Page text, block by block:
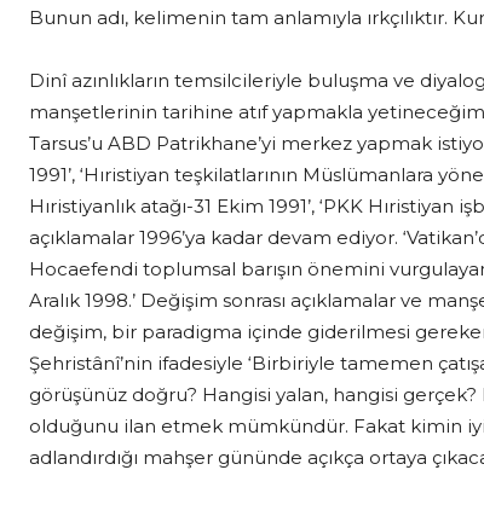
Bunun adı, kelimenin tam anlamıyla ırkçılıktır.
Dinî azınlıkların temsilcileriyle buluşma ve
manşetlerinin tarihine atıf yapmakla
Tarsus’u ABD Patrikhane’yi merkez yapmak
1991’, ‘Hıristiyan teşkilatlarının Müslümanlara
Hıristiyanlık atağı-31 Ekim 1991’, ‘PKK
açıklamalar 1996’ya kadar devam ediyor.
Hocaefendi toplumsal barışın önemini
Aralık 1998.’ Değişim sonrası açıklamalar ve
değişim, bir paradigma içinde giderilmesi
Şehristânî’nin ifadesiyle ‘Birbiriyle tamemen
görüşünüz doğru? Hangisi yalan, hangisi
olduğunu ilan etmek mümkündür. Fakat kimin
adlandırdığı mahşer gününde açıkça ortaya